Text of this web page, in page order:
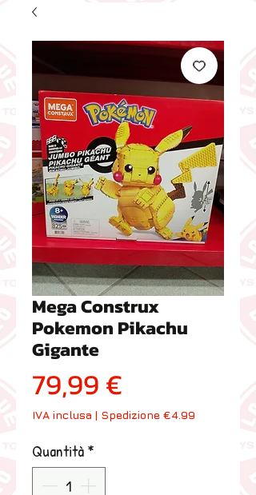
Mega Construx
Pokemon Pikachu
Gigante
79,99 €
IVA inclusa | Spedizione €4.99
Quantità*